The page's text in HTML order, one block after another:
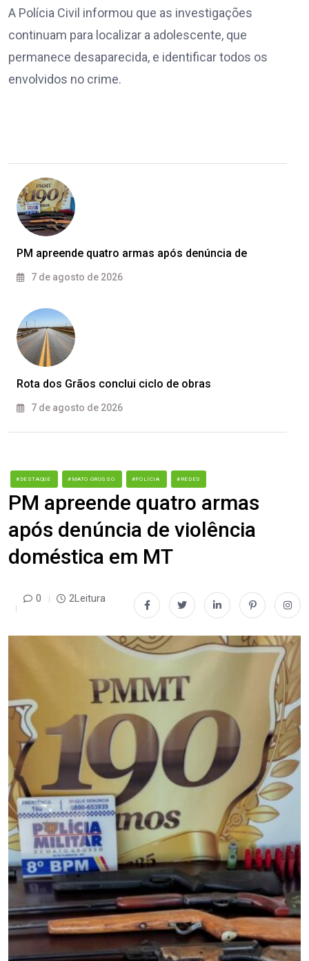
A Polícia Civil informou que as investigações
continuam para localizar a adolescente, que
permanece desaparecida, e identificar todos os
envolvidos no crime.
PM apreende quatro armas após denúncia de
7 de agosto de 2026
Rota dos Grãos conclui ciclo de obras
7 de agosto de 2026
#DESTAQUE #MATO GROSSO #POLÍCIA #REDES
PM apreende quatro armas
após denúncia de violência
doméstica em MT
0 2Leitura